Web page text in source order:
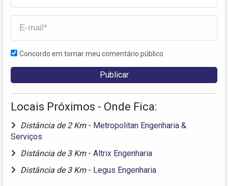
Concordo em tornar meu comentário público
Locais Próximos - Onde Fica:
Distância de 2 Km - Metropolitan Engenharia &
Serviços
Distância de 3 Km - Altrix Engenharia
Distância de 3 Km - Legus Engenharia